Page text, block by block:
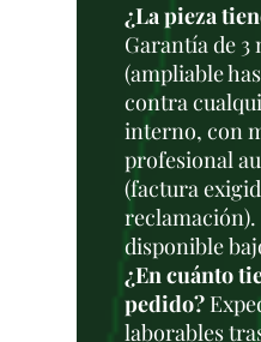
¿La pieza
Garantía de 3
(ampliable
contra
interno, con
profesional
(factura
disponible
¿En cuánto
pedido?
laborables